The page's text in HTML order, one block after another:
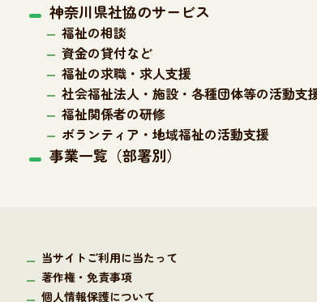
神奈川県社協のサービス
福祉の相談
資金の貸付など
福祉の求職・求人支援
社会福祉法人・施設・各種団体等の活動支
福祉関係者の研修
ボランティア・地域福祉の活動支援
事業一覧（部署別）
当サイトご利用に当たって
著作権・免責事項
個人情報保護について